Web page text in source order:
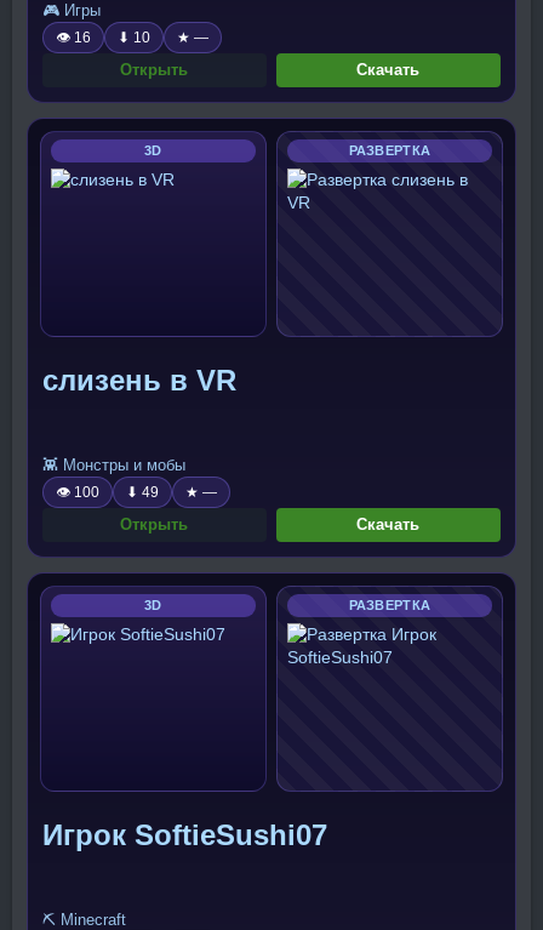
🎮 Игры
👁 16 ⬇ 10 ★ —
Открыть Скачать
3D РАЗВЕРТКА
слизень в VR
👾 Монстры и мобы
👁 100 ⬇ 49 ★ —
Открыть Скачать
3D РАЗВЕРТКА
Игрок SoftieSushi07
⛏️ Minecraft